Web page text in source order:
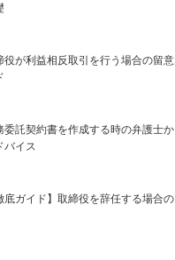
役が利益相反取引を行う場合の留
委託契約書を作成する時の弁護士
バイス
底ガイド】取締役を辞任する場合